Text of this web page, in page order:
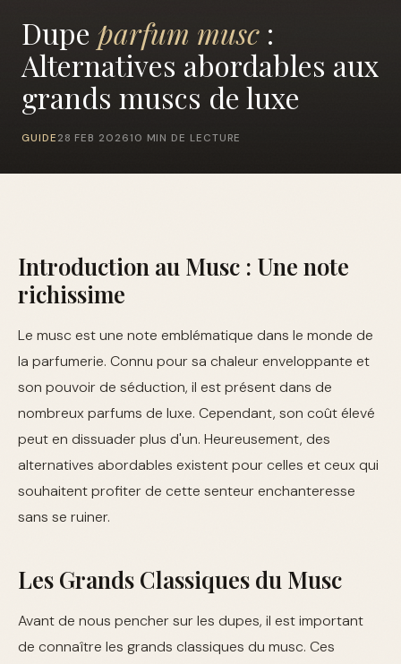
Dupe parfum musc :
Alternatives abordables aux
grands muscs de luxe
GUIDE 28 FEB 202610 MIN DE LECTURE
Introduction au Musc : Une note
richissime
Le musc est une note emblématique dans le monde de
la parfumerie. Connu pour sa chaleur enveloppante et
son pouvoir de séduction, il est présent dans de
nombreux parfums de luxe. Cependant, son coût élevé
peut en dissuader plus d'un. Heureusement, des
alternatives abordables existent pour celles et ceux qui
souhaitent profiter de cette senteur enchanteresse
sans se ruiner.
Les Grands Classiques du Musc
Avant de nous pencher sur les dupes, il est important
de connaître les grands classiques du musc. Ces